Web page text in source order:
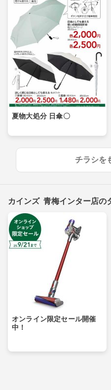
夏物大処分 日傘〇
チラシを
カインズ 青梅インター店の
オンライン限定セール開催
中！